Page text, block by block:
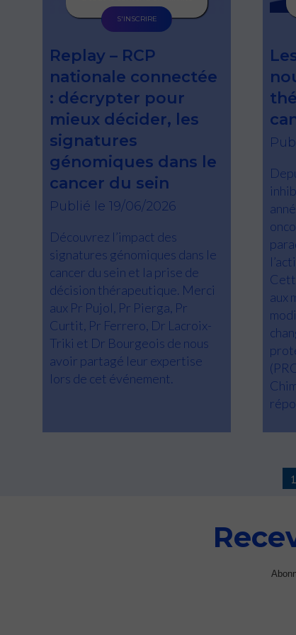
Replay – RCP
nationale connectée
: décrypter pour
mieux décider, les
signatures
génomiques dans le
cancer du sein
Publié le 19/06/2026
Découvrez l’impact des
signatures génomiques dans le
cancer du sein et la prise de
décision thérapeutique. Merci
aux Pr Pujol, Pr Pierga, Pr
Curtit, Pr Ferrero, Dr Lacroix-
Triki et Dr Bourgeois de nous
avoir partagé leur expertise
lors de cet événement.
S'INSCRIRE
aux
1